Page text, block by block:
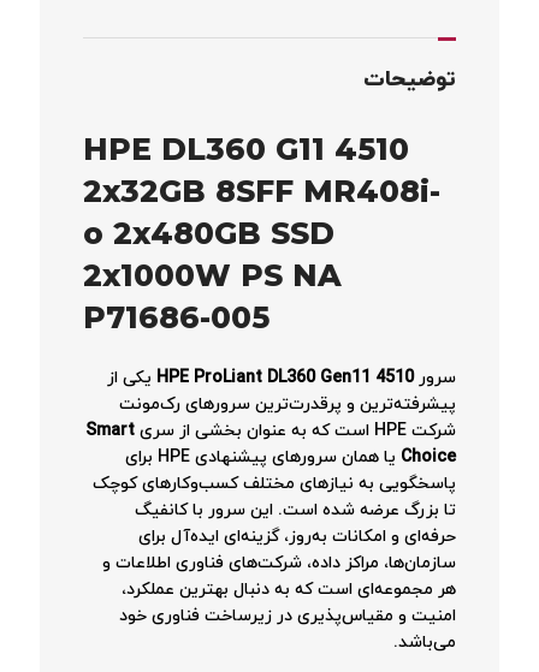
توضیحات
HPE DL360 G11 4510
2x32GB 8SFF MR408i-
o 2x480GB SSD
2x1000W PS NA
P71686-005
سرورHPE ProLiant DL360 Gen11 4510 یکی از
پیشرفته‌ترین و پرقدرت‌ترین سرورهای رک‌مونت
شرکت HPE است که به عنوان بخشی از سری
Smart
Choice
یا همان سرورهای پیشنهادی HPE برای
پاسخگویی به نیازهای مختلف کسب‌وکارهای کوچک
تا بزرگ عرضه شده است. این سرور با کانفیگ
حرفه‌ای و امکانات به‌روز، گزینه‌ای ایده‌آل برای
سازمان‌ها، مراکز داده، شرکت‌های فناوری اطلاعات و
هر مجموعه‌ای است که به دنبال بهترین عملکرد،
امنیت و مقیاس‌پذیری در زیرساخت فناوری خود
می‌باشد.